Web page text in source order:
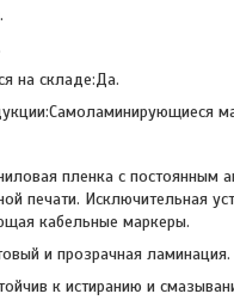
на складе:Да.
пленка с постоянным
печати. Исключительная
кабельные маркеры.
и прозрачная ламинация.
к истиранию и